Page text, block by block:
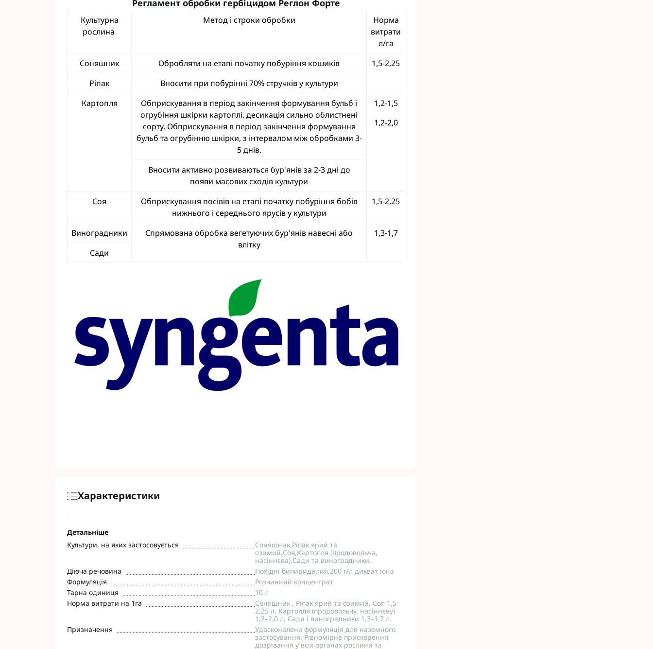
Фунгіциди Corteva
Фунгіциди Альфа Смарт Агро
Фунгіциди Химагромаркетинг
Фунгіциди BASF
Фунгіциди BAYER
Фунгіциди NERTUS
Фунгіциди Syngenta
Мікродобрива Плантоніт
Мікродобрива Альфа Смарт
Регламент обробки гербіцидом Реглон Форте
Культурна
рослина
Метод і строки обробки
Норма
витрати
л/га
Соняшник
Обробляти на етапі початку побуріння кошиків
1,5-2,25
Ріпак
Вносити при побурінні 70% стручків у культури
Картопля
Обприскування в період закінчення формування бульб і
огрубіння шкірки картоплі, десикація сильно облистнені
сорту. Обприскування в період закінчення формування
бульб та огрубінню шкірки, з інтервалом між обробками 3-
5 днів.
1,2-1,5
1,2-2,0
Вносити активно розвиваються бур'янів за 2-3 дні до
появи масових сходів культури
Соя
Обприскування посівів на етапі початку побуріння бобів
нижнього і середнього ярусів у культури
1,5-2,25
Виноградники
Спрямована обробка вегетуючих бур'янів навесні або
влітку
1,3-1,7
Сади
Характеристики
Детальніше
Культури, на яких застосовується
Соняшник,Ріпак ярий та
озимий,Соя,Картопля (продовольча,
насіннєва),Сади та виноградники.
Діюча речовина
Похідні бипиридилия.200 г/л дикват іона
Формуляція
Розчинний концентрат
Тарна одиниця
10 л
Норма витрати на 1га
Соняшник , Ріпак ярий та озимий, Соя 1,5–
2,25 л, Картопля (продовольчу, насіннєву)
1,2–2,0 л, Сади і виноградники 1,3–1,7 л.
Призначення
Удосконалена формуляція для наземного
застосування. Рівномірне прискорення
дозрівання у всіх органах рослини та